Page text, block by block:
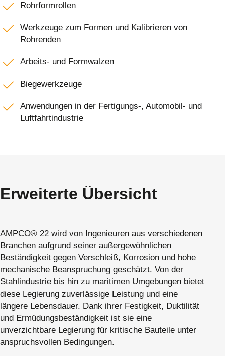
Rohrformrollen
Werkzeuge zum Formen und Kalibrieren von
Rohrenden
Arbeits- und Formwalzen
Biegewerkzeuge
Anwendungen in der Fertigungs-, Automobil- und
Luftfahrtindustrie
Erweiterte Übersicht
AMPCO® 22 wird von Ingenieuren aus verschiedenen
Branchen aufgrund seiner außergewöhnlichen
Beständigkeit gegen Verschleiß, Korrosion und hohe
mechanische Beanspruchung geschätzt. Von der
Stahlindustrie bis hin zu maritimen Umgebungen bietet
diese Legierung zuverlässige Leistung und eine
längere Lebensdauer. Dank ihrer Festigkeit, Duktilität
und Ermüdungsbeständigkeit ist sie eine
unverzichtbare Legierung für kritische Bauteile unter
anspruchsvollen Bedingungen.